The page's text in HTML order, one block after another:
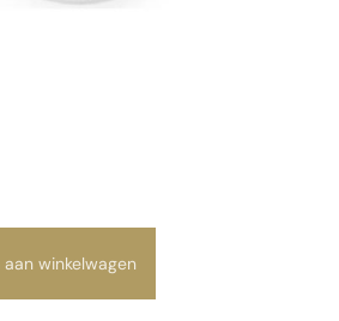
aan winkelwagen